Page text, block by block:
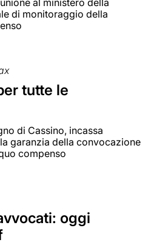
di monitoraggio della
tutte le
di Cassino, incassa
garanzia della convocazione
compenso
oggi